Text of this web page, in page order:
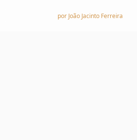
por João Jacinto Ferreira